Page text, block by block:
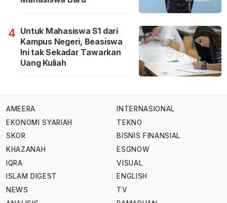
4 Untuk Mahasiswa S1 dari
Kampus Negeri, Beasiswa
Ini tak Sekadar Tawarkan
Uang Kuliah
AMEERA
EKONOMI SYARIAH
SKOR
KHAZANAH
IQRA
ISLAM DIGEST
NEWS
INTERNASIONAL
TEKNO
BISNIS FINANSIAL
ESGNOW
VISUAL
ENGLISH
TV